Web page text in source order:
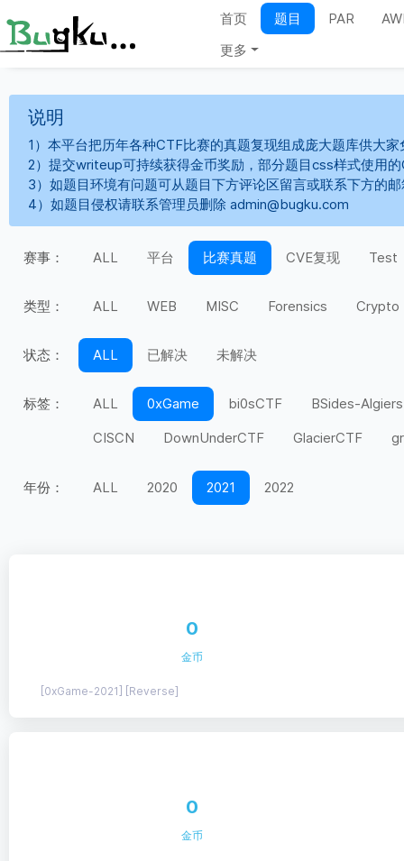
首页 题目 PAR
更多
说明
1）本平台把历年各种CTF比赛的真题复现组成庞大题库供大
2）提交writeup可持续获得金币奖励，部分题目css样式使用
3）如题目环境有问题可从题目下方评论区留言或联系下方的
4）如题目侵权请联系管理员删除 admin@bugku.com
赛事： ALL 平台 比赛真题 CVE复现 Test
类型： ALL WEB MISC Forensics Crypto
状态： ALL 已解决 未解决
标签： ALL 0xGame bi0sCTF
BSides-Algiers
CISCN
DownUnderCTF GlacierCTF
miniLCTF
SEETF
年份： ALL 2020 2021 2022
0
金币
[0xGame-2021] [Reverse]
0
金币